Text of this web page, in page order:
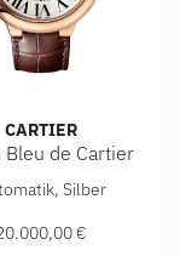
Preis:
CARTIER
Bleu de Cartier
Bleu de
Silber
€